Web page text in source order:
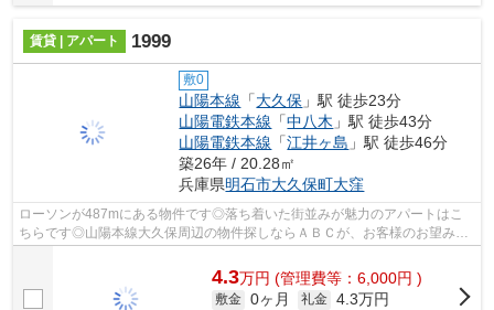
賃貸 | アパート 1999
敷0
山陽本線 「大久保 」駅 徒歩23分
山陽電鉄本線 「中八木 」駅 徒歩43分
山陽電鉄本線 「江井ヶ島 」駅 徒歩46分
築26年 / 20.28㎡
兵庫県明石市大久保町大窪
ローソンが487mにある物件です◎落ち着いた街並みが魅力のアパートはこ
ちらです◎山陽本線大久保周辺の物件探しならＡＢＣが、お客様のお望みの
物件をご提供いたします◎078-926-1112かab...
4.3万円 (管理費等：6,000円 )
敷金 0ヶ月 礼金 4.3万円